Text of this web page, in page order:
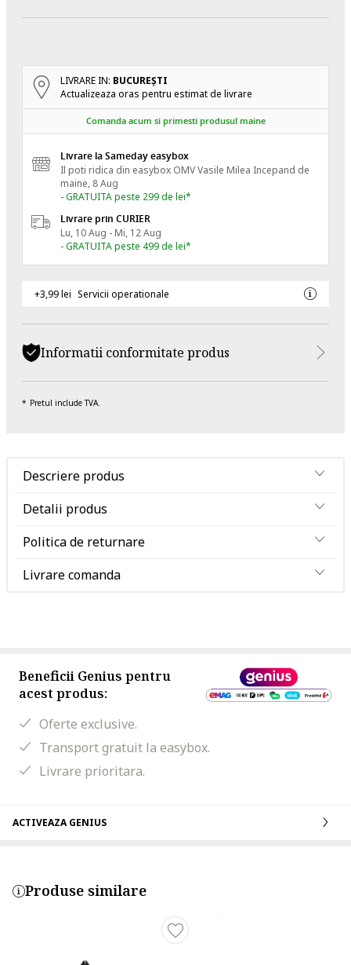
LIVRARE IN: BUCUREŞTI
Actualizeaza oras pentru estimat de livrare
Comanda acum si primesti produsul maine
Livrare la Sameday easybox
Il poti ridica din easybox OMV Vasile Milea Incepand de
maine, 8 Aug
- GRATUITA peste 299 de lei*
Livrare prin CURIER
Lu, 10 Aug - Mi, 12 Aug
- GRATUITA peste 499 de lei*
+3,99 lei Servicii operationale
Informatii conformitate produs
Pretul include TVA.
Descriere produs
Detalii produs
Politica de returnare
Livrare comanda
Beneficii Genius pentru
acest produs:
Oferte exclusive.
Transport gratuit la easybox.
Livrare prioritara.
ACTIVEAZA GENIUS
Produse similare